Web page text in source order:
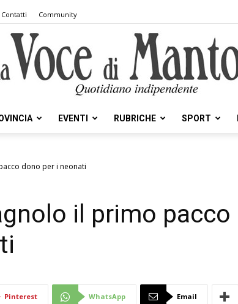
Contatti Community
Voce
EVENTI RUBRICHE SPORT
dono per i neonati
il primo pacco
Pinterest WhatsApp Email